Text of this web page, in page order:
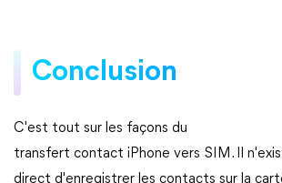
Conclusion
C'est tout sur les façons du
transfert contact iPhone vers SIM. Il
direct d'enregistrer les contacts sur la